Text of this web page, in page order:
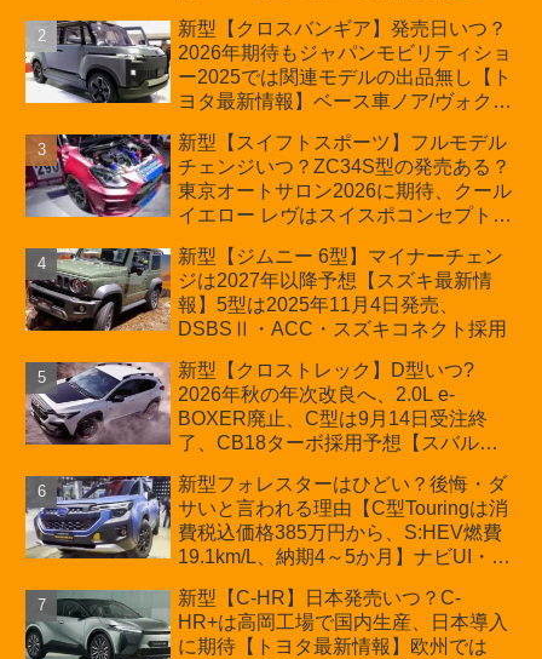
の採用は無しか【トヨタ最新情報】60
周年記念車発売
新型【クロスバンギア】発売日いつ？
2026年期待もジャパンモビリティショ
ー2025では関連モデルの出品無し【ト
ヨタ最新情報】ベース車ノア/ヴォクシ
ほか「コア」と「ツール」、デリカ
D:5対抗のクロスオーバーSUVミニバ
ン
新型【スイフトスポーツ】フルモデル
チェンジいつ？ZC34S型の発売ある？
東京オートサロン2026に期待、クール
イエロー レヴはスイスポコンセプト
プが争点【スズキ最新情報】特別仕様
車「ZC33S Final Edition」終了
新型【ジムニー 6型】マイナーチェン
ジは2027年以降予想【スズキ最新情
報】5型は2025年11月4日発売、
DSBSⅡ・ACC・スズキコネクト採用
新型【クロストレック】D型いつ?
2026年秋の年次改良へ、2.0L e-
BOXER廃止、C型は9月14日受注終
了、CB18ターボ採用予想【スバル最
新型フォレスターはひどい？後悔・ダ
サいと言われる理由【C型Touringは消
費税込価格385万円から、S:HEV燃費
19.1km/L、納期4～5か月】ナビUI・冬
カーオブザイヤーとJNCAP大賞受賞後
も残る注意点
新型【C-HR】日本発売いつ？C-
HR+は高岡工場で国内生産、日本導入
に期待【トヨタ最新情報】欧州では